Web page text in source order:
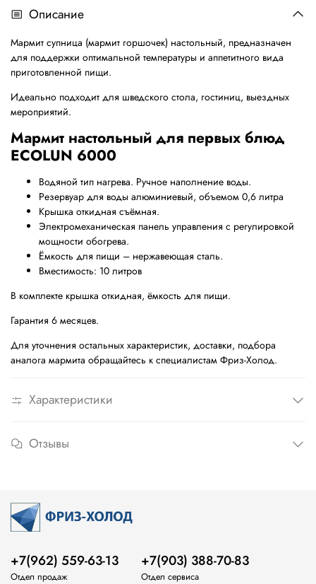
Описание
Мармит супница (мармит горшочек) настольный, предназначен
для поддержки оптимальной температуры и аппетитного вида
приготовленной пищи.
Идеально подходит для шведского стола, гостиниц, выездных
мероприятий.
Мармит настольный для первых блюд
ECOLUN 6000
Водяной тип нагрева. Ручное наполнение воды.
Резервуар для воды алюминиевый, объемом 0,6 литра
Крышка откидная съёмная.
Электромеханическая панель управления с регулировкой
мощности обогрева.
Ёмкость для пищи – нержавеющая сталь.
Вместимость: 10 литров
В комплекте крышка откидная, ёмкость для пищи.
Гарантия 6 месяцев.
Для уточнения остальных характеристик, доставки, подбора
аналога мармита обращайтесь к специалистам Фриз-Холод.
Характеристики
Отзывы
+7(962) 559-63-13
Отдел продаж
+7(903) 388-70-83
Отдел сервиса